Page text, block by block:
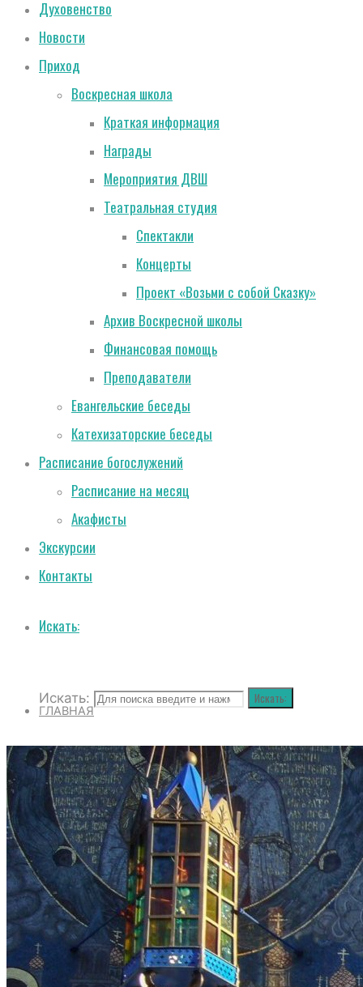
Духовенство
Новости
Приход
Воскресная школа
Краткая информация
Награды
Мероприятия ДВШ
Театральная студия
Спектакли
Концерты
Проект «Возьми с собой Сказку»
Архив Воскресной школы
Финансовая помощь
Преподаватели
Евангельские беседы
Катехизаторские беседы
Расписание богослужений
Расписание на месяц
Акафисты
Экскурсии
Контакты
Искать:
Искать: Искать:
ГЛАВНАЯ
О СОБОРЕ
ИСТОРИЯ СОБОРА
ИСТОРИЯ ФЕОДОРОВСКОГО ГОСУДАРЕВА
СОБОРА
ПОЛОЖЕНИЕ И ВНУТРЕННИЙ
РАСПОРЯДОК СОБОРА
БИОГРАФИЧЕСКИЕ ДАННЫЕ